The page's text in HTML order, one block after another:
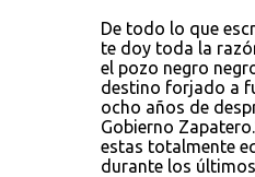
De todo lo que
te doy toda la
el pozo negro
destino forjado a
ocho años de
Gobierno
estas totalmente
durante los